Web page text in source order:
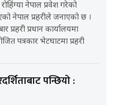
नेपाल प्रवेश गरेको
नेपाल प्रहरीले जनाएको छ ।
प्रहरी प्रधान कार्यालयमा
पत्रकार भेटघाटमा प्रहरी
पन्छियो :